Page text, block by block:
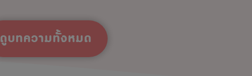
ดูบทความทั้งหมด